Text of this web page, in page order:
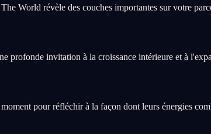
World révèle des couches importantes sur votre
profonde invitation à la croissance intérieure et à
pour réfléchir à la façon dont leurs énergies